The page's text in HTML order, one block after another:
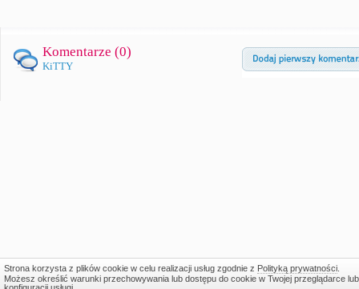
Komentarze (0)
KiTTY
Strona korzysta z plików cookie w celu realizacji usług zgodnie z Polityką prywatności.
Możesz określić warunki przechowywania lub dostępu do cookie w Twojej przeglądarce lub